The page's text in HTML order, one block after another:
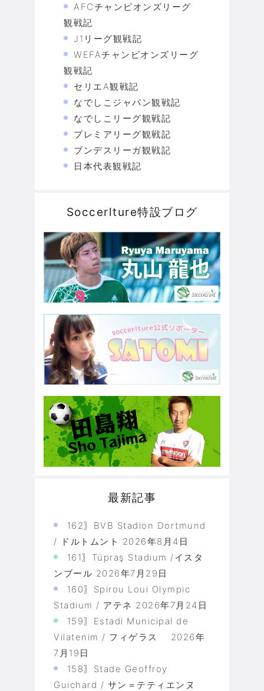
AFCチャンピオンズリーグ
観戦記
J1リーグ観戦記
WEFAチャンピオンズリーグ
観戦記
セリエA観戦記
なでしこジャパン観戦記
なでしこリーグ観戦記
プレミアリーグ観戦記
ブンデスリーガ観戦記
日本代表観戦記
Soccerlture特設ブログ
最新記事
162〗BVB Stadion Dortmund
/ ドルトムント 2026年8月4日
161〗Tüpraş Stadium /イスタ
ンブール 2026年7月29日
160〗Spirou Loui Olympic
Stadium / アテネ 2026年7月24日
159〗Estadi Municipal de
Vilatenim / フィゲラス
2026年
7月19日
158〗Stade Geoffroy
Guichard / サン＝テティエンヌ